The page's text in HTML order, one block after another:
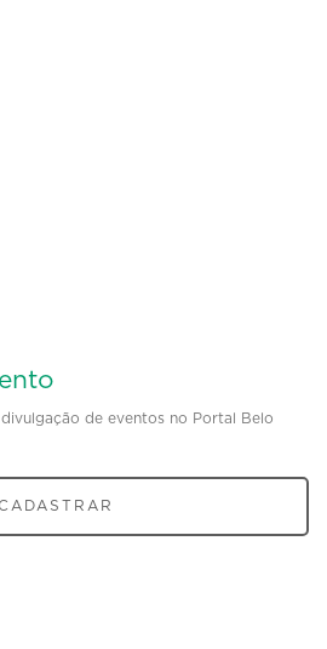
de eventos no Portal Belo